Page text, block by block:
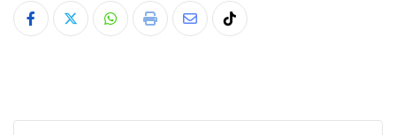
Whatsapp
Print
ShareTiktok